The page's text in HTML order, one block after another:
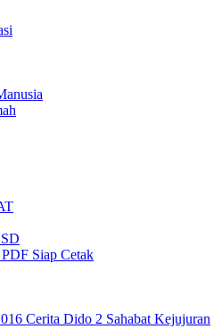
Siap Cetak
Cerita Dido 2 Sahabat Kejujuran